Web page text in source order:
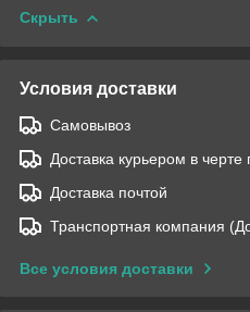
Скрыть
Условия доставки
Самовывоз
Доставка курьером в черте
Доставка почтой
Транспортная компания
Все условия доставки